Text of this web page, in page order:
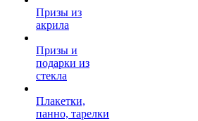
Призы из
акрила
Призы и
подарки из
стекла
Плакетки,
панно, тарелки